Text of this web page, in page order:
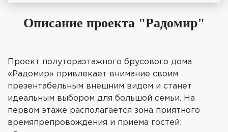
Описание проекта "Радомир"
Проект полутораэтажного брусового дома
«Радомир» привлекает внимание своим
презентабельным внешним видом и станет
идеальным выбором для большой семьи. На
первом этаже располагается зона приятного
времяпрепровождения и приема гостей: